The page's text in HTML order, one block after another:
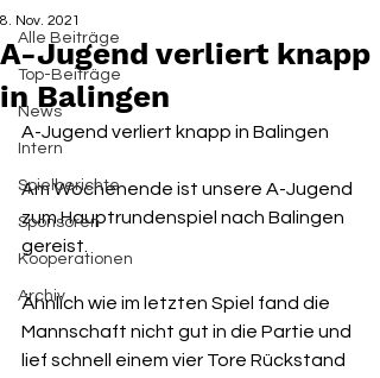
Alle Beiträge
Top-Beiträge
News
Intern
Spielberichte
Sponsoren
Kooperationen
Archiv
A-Jugend verliert knapp
in Balingen
8. Nov. 2021
A-Jugend verliert knapp in Balingen
Am Wochenende ist unsere A-Jugend
zum Hauptrundenspiel nach Balingen
gereist.
Ähnlich wie im letzten Spiel fand die
Mannschaft nicht gut in die Partie und
lief schnell einem vier Tore Rückstand